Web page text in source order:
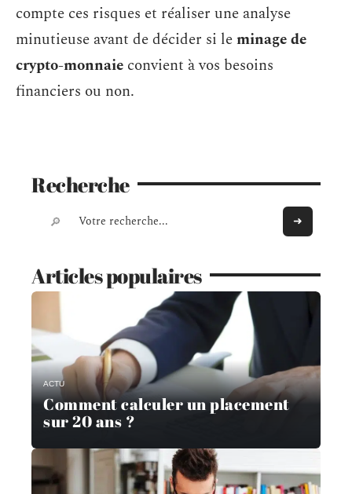
compte ces risques et réaliser une analyse
minutieuse avant de décider si leminage de
crypto-monnaie convient à vos besoins
financiers ou non.
Recherche
Articles populaires
ACTU
Comment calculer un placement
sur 20 ans ?